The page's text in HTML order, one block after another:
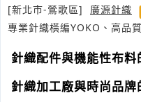
[新北市-鶯歌區]
廣源針織
專業針織橫編YOKO、高品
針織配件與機能性布
針織加工廠與時尚品